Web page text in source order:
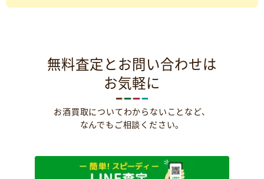
無料査定とお問い合わせは
お気軽に
お酒買取についてわからないことなど、
なんでもご相談ください。